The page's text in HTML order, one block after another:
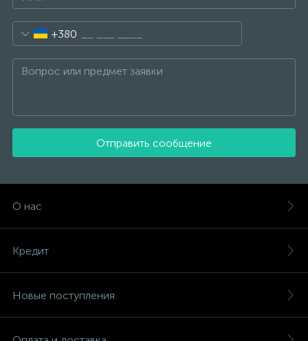
+380
Отправить сообщение
О нас
Кредит
Новые поступления